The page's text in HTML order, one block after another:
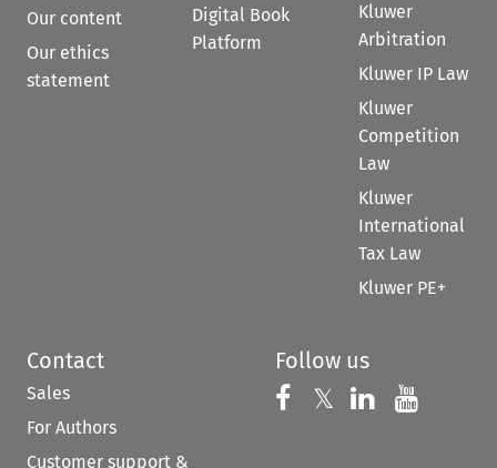
Our content
Our ethics
statement
Digital Book
Platform
Kluwer
Arbitration
Kluwer IP Law
Kluwer
Competition
Law
Kluwer
International
Tax Law
Kluwer PE+
Contact
Sales
For Authors
Customer support &
Follow us
Follow us on
𝕏 Follow us on
Follow us